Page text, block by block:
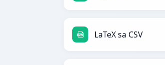
LaTeX sa CSV